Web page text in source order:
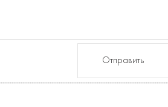
Отправить